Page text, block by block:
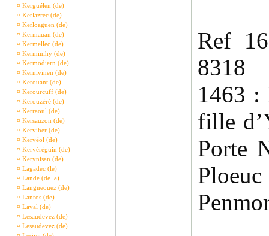
¤ Kerguélen (de)
¤ Kerlazrec (de)
¤ Kerloaguen (de)
¤ Kermauan (de)
¤ Kermellec (de)
¤ Kerminihy (de)
¤ Kermodiern (de)
¤ Kernivinen (de)
¤ Kerouant (de)
¤ Kerourcuff (de)
¤ Kerouzéré (de)
¤ Kerraoul (de)
¤ Kersauzon (de)
¤ Kerviher (de)
¤ Kervéol (de)
¤ Kervéréguin (de)
¤ Kerynisan (de)
¤ Lagadec (le)
¤ Lande (de la)
¤ Langueouez (de)
¤ Lanros (de)
¤ Laval (de)
¤ Lesaudevez (de)
¤ Lesaudevez (de)
Ref
8318
1463 :
fille
Porte